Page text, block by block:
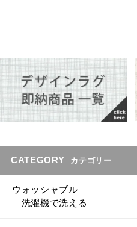
CATEGORY カテゴリー
ウォッシャブル
洗濯機で洗える